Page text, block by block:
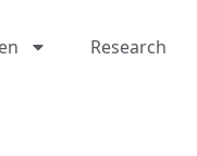
Research